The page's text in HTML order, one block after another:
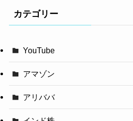
カテゴリー
YouTube
アマゾン
アリババ